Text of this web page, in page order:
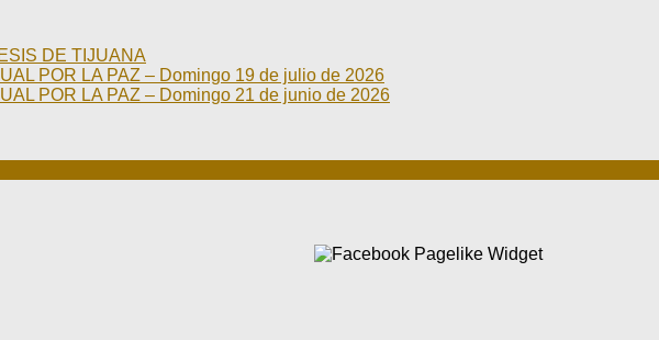
DE TIJUANA
POR LA PAZ – Domingo 19 de julio de 2026
POR LA PAZ – Domingo 21 de junio de 2026